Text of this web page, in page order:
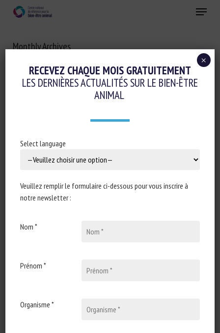
content
Menu
Monthly Archives
Long Description
Les porcs méritent qu’on les
Type de document : Article
RECEVEZ CHAQUE MOIS GRATUITEMENT
LES DERNIÈRES ACTUALITÉS SUR LE BIEN-ÊTRE
ANIMAL
Select language
Veuillez remplir le formulaire ci-dessous pour vous inscrire à
notre newsletter :
Nom *
Prénom *
Organisme *
×